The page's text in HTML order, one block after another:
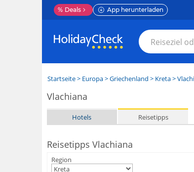
% Deals App herunterladen
Startseite> Europa>Griechenland > Kreta>
Vlachiana
Hotels Reisetipps
Reisetipps Vlachiana
Region